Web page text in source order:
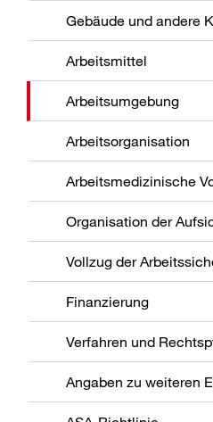
Gebäude und andere
Arbeitsmittel
Arbeitsumgebung
Arbeitsorganisation
Arbeitsmedizinische
Organisation der
Vollzug der
Finanzierung
Verfahren und
Angaben zu weiteren